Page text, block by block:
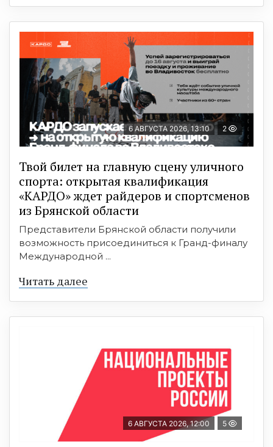
6 АВГУСТА 2026, 13:10 2
Твой билет на главную сцену уличного
спорта: открытая квалификация
«КАРДО» ждет райдеров и спортсменов
из Брянской области
Представители Брянской области получили
возможность присоединиться к Гранд-финалу
Международной ...
Читать далее
6 АВГУСТА 2026, 12:00 5